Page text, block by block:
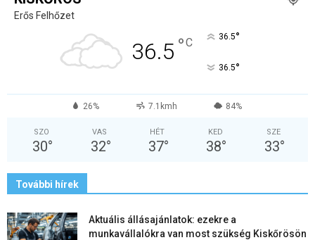
Erős Felhőzet
36.5 °C 36.5°
36.5°
26% 7.1kmh 84%
SZO
30°
VAS
32°
HÉT
37°
KED
38°
SZE
33°
További hírek
Aktuális állásajánlatok: ezekre a
munkavállalókra van most szükség Kiskőrösön